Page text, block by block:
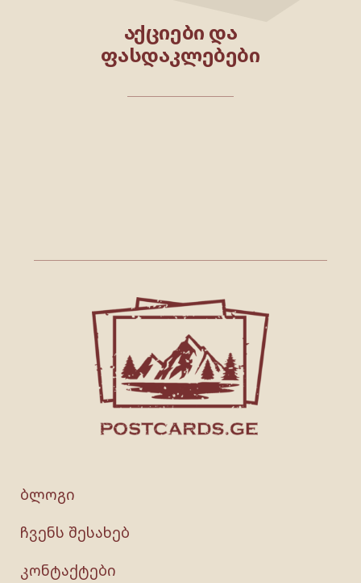
ᲐᲥᲪᲘᲔᲑᲘ ᲓᲐ
ᲤᲐᲡᲓᲐᲙᲚᲔᲑᲔᲑᲘ
ბლოგი
ჩვენს შესახებ
კონტაქტები